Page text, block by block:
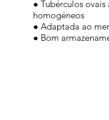
● Tubérculos
homogéneos
● Adaptada ao
● Bom